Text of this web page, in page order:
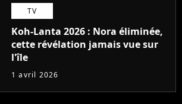
TV
Koh-Lanta 2026 : Nora éliminée,
cette révélation jamais vue sur
l'île
1 avril 2026